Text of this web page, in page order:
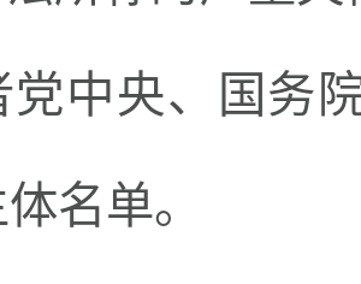
党中央、国务
名单。